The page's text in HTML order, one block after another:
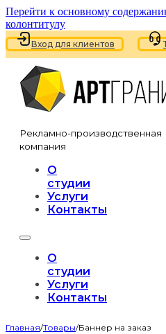
Перейти к основному
колонтитулу
Вход для клиентов
Рекламно-производственная
компания
О
студии
Услуги
Контакты
О
студии
Услуги
Контакты
Главная/Товары/Баннер на заказ